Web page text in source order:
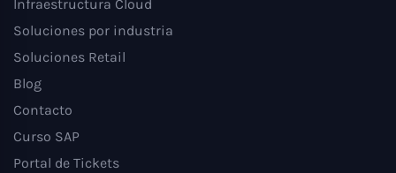
Infraestructura Cloud
Soluciones por industria
Soluciones Retail
Blog
Contacto
Curso SAP
Portal de Tickets